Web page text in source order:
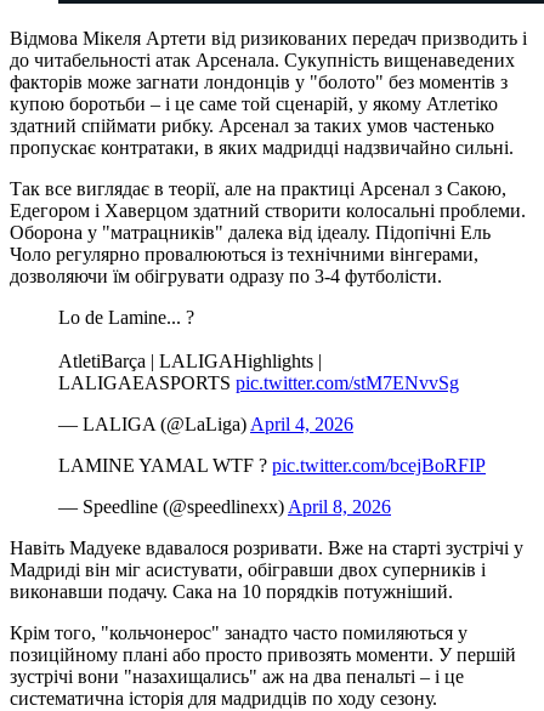
Відмова Мікеля Артети від ризикованих передач призводить і
до читабельності атак Арсенала. Сукупність вищенаведених
факторів може загнати лондонців у "болото" без моментів з
купою боротьби – і це саме той сценарій, у якому Атлетіко
здатний спіймати рибку. Арсенал за таких умов частенько
пропускає контратаки, в яких мадридці надзвичайно сильні.
Так все виглядає в теорії, але на практиці Арсенал з Сакою,
Едегором і Хаверцом здатний створити колосальні проблеми.
Оборона у "матрацників" далека від ідеалу. Підопічні Ель
Чоло регулярно провалюються із технічними вінгерами,
дозволяючи їм обігрувати одразу по 3-4 футболісти.
Lo de Lamine... ?
AtletiBarça | LALIGAHighlights |
LALIGAEASPORTS pic.twitter.com/stM7ENvvSg
— LALIGA (@LaLiga) April 4, 2026
LAMINE YAMAL WTF ? pic.twitter.com/bcejBoRFIP
— Speedline (@speedlinexx) April 8, 2026
Навіть Мадуеке вдавалося розривати. Вже на старті зустрічі у
Мадриді він міг асистувати, обігравши двох суперників і
виконавши подачу. Сака на 10 порядків потужніший.
Крім того, "кольчонерос" занадто часто помиляються у
позиційному плані або просто привозять моменти. У першій
зустрічі вони "назахищались" аж на два пенальті – і це
систематична історія для мадридців по ходу сезону.